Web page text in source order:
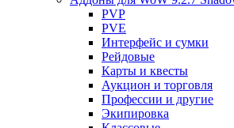
PVP
PVE
Интерфейс и сумки
Рейдовые
Карты и квесты
Аукцион и торговля
Профессии и другие
Экипировка